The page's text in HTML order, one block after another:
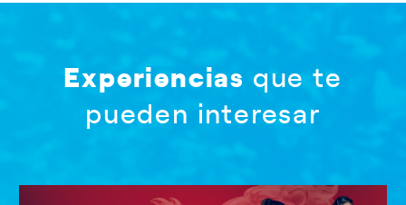
Experiencias que te
pueden interesar